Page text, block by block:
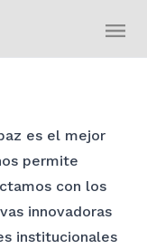
es el mejor
permite
con los
innovadoras
institucionales